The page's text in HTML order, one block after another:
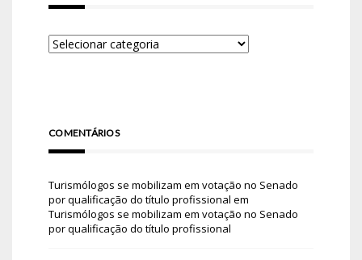
COMENTÁRIOS
Turismólogos se mobilizam em votação no Senado
por qualificação do título profissional em
Turismólogos se mobilizam em votação no Senado
por qualificação do título profissional